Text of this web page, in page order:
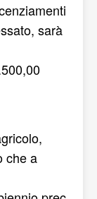
sarà
che a